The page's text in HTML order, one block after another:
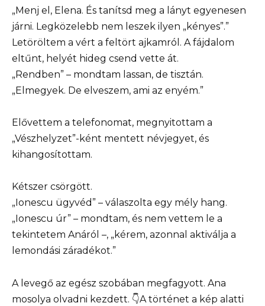
„Menj el, Elena. És tanítsd meg a lányt egyenesen
járni. Legközelebb nem leszek ilyen „kényes”.”
Letöröltem a vért a feltört ajkamról. A fájdalom
eltűnt, helyét hideg csend vette át.
„Rendben” – mondtam lassan, de tisztán.
„Elmegyek. De elveszem, ami az enyém.”
Elővettem a telefonomat, megnyitottam a
„Vészhelyzet”-ként mentett névjegyet, és
kihangosítottam.
Kétszer csörgött.
„Ionescu ügyvéd” – válaszolta egy mély hang.
„Ionescu úr” – mondtam, és nem vettem le a
tekintetem Anáról –, „kérem, azonnal aktiválja a
lemondási záradékot.”
A levegő az egész szobában megfagyott. Ana
mosolya olvadni kezdett. 👇A történet a kép alatti